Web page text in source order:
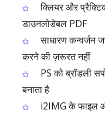
क्लियर और
डाउनलोडेबल PDF
साधारण कन्वर्जन
करने की ज़रूरत नहीं
PS को ब्रॉडली
बनाता है
i2IMG के फाइल